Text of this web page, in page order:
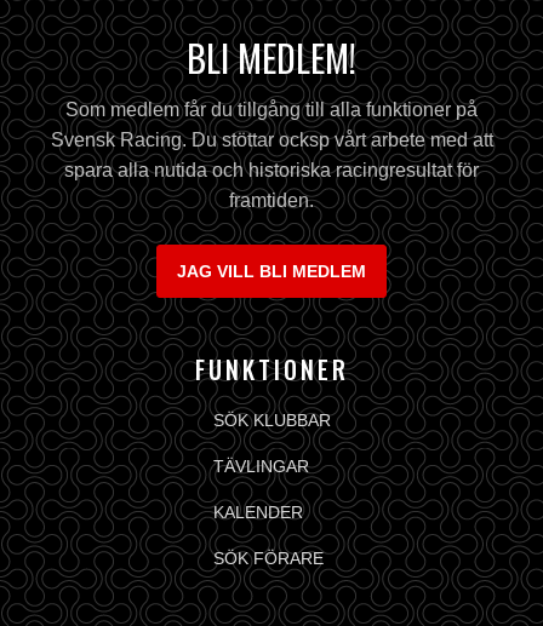
BLI MEDLEM!
Som medlem får du tillgång till alla funktioner på
Svensk Racing. Du stöttar ocksp vårt arbete med att
spara alla nutida och historiska racingresultat för
framtiden.
JAG VILL BLI MEDLEM
FUNKTIONER
SÖK KLUBBAR
TÄVLINGAR
KALENDER
SÖK FÖRARE